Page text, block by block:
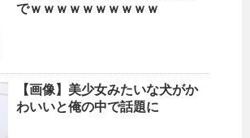
でｗｗｗｗｗｗｗｗｗｗ
【画像】美少女みたいな犬がか
わいいと俺の中で話題に